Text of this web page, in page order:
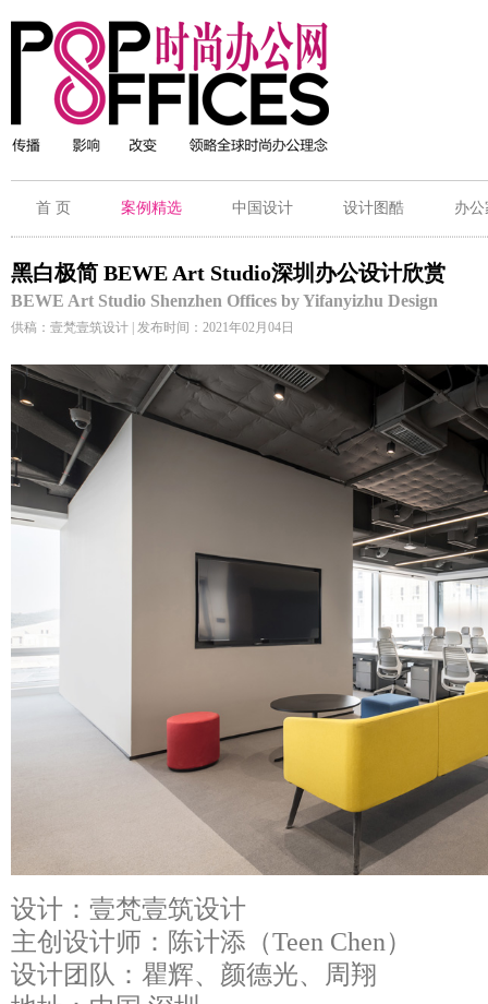
首 页 案例精选 中国设计 设计图酷 办
黑白极简 BEWE Art Studio深圳办公设计欣赏
BEWE Art Studio Shenzhen Offices by Yifanyizhu Design
供稿：壹梵壹筑设计 | 发布时间：2021年02月04日
设计：壹梵壹筑设计
主创设计师：陈计添（Teen Chen）
设计团队：瞿辉、颜德光、周翔